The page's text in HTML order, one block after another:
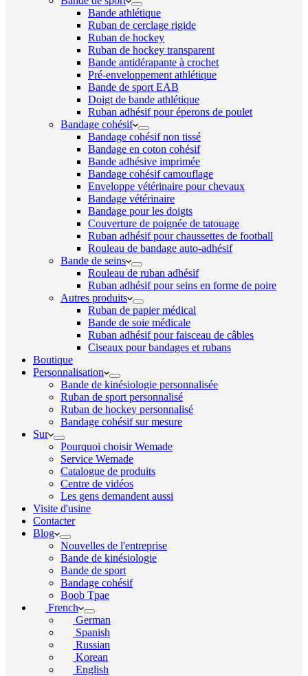
Bande athlétique
Ruban de cerclage rigide
Ruban de hockey
Ruban de hockey transparent
Bande antidérapante à crochet
Pré-enveloppement athlétique
Bande de sport EAB
Doigt de bande athlétique
Ruban adhésif pour éperons de poulet
Bandage cohésif
Bandage cohésif non tissé
Bandage en coton cohésif
Bande adhésive imprimée
Bandage cohésif camouflage
Enveloppe vétérinaire pour chevaux
Bandage vétérinaire
Bandage pour les doigts
Couverture de poignée de tatouage
Ruban adhésif pour chaussettes de football
Rouleau de bandage auto-adhésif
Bande de seins
Rouleau de ruban adhésif
Ruban adhésif pour seins en forme de poire
Autres produits
Ruban de papier médical
Bande de soie médicale
Ruban adhésif pour faisceau de câbles
Ciseaux pour bandages et rubans
Boutique
Personnalisation
Bande de kinésiologie personnalisée
Ruban de sport personnalisé
Ruban de hockey personnalisé
Bandage cohésif sur mesure
Sur
Pourquoi choisir Wemade
Service Wemade
Catalogue de produits
Centre de vidéos
Les gens demandent aussi
Visite d'usine
Contacter
Blog
Nouvelles de l'entreprise
Bande de kinésiologie
Bande de sport
Bandage cohésif
Boob Tpae
French
German
Spanish
Russian
Korean
English